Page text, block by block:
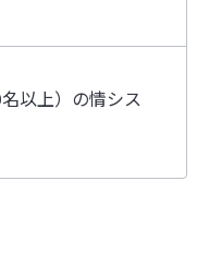
以上）の情シス